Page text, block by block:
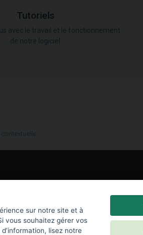
Tutoriels
sur notre site et à
vous souhaitez gérer vos
lisez notre